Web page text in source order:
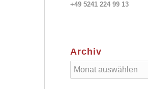
+49 5241 224 99 13
Archiv